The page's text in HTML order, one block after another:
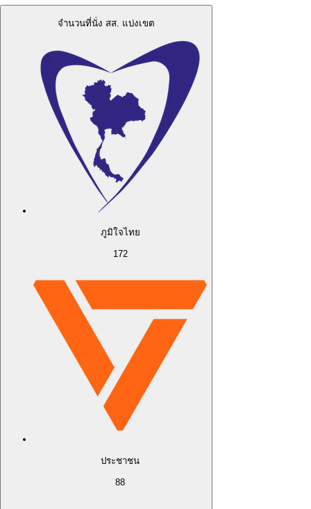
จำนวนที่นั่ง สส. แบ่งเขต
ภูมิใจไทย
172
ประชาชน
88